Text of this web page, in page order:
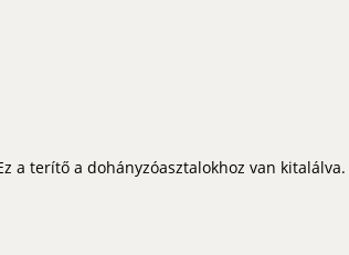
a terítő a dohányzóasztalokhoz van kitalálva.